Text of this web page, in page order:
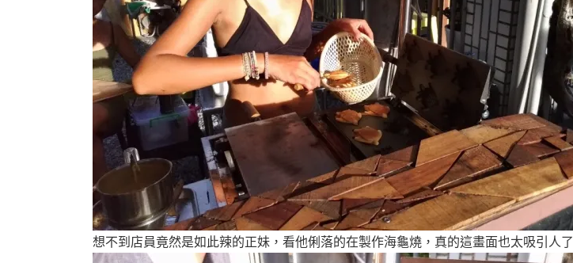
想不到店員竟然是如此辣的正妹，看他俐落的在製作海龜燒，真的這畫面也太吸引人了